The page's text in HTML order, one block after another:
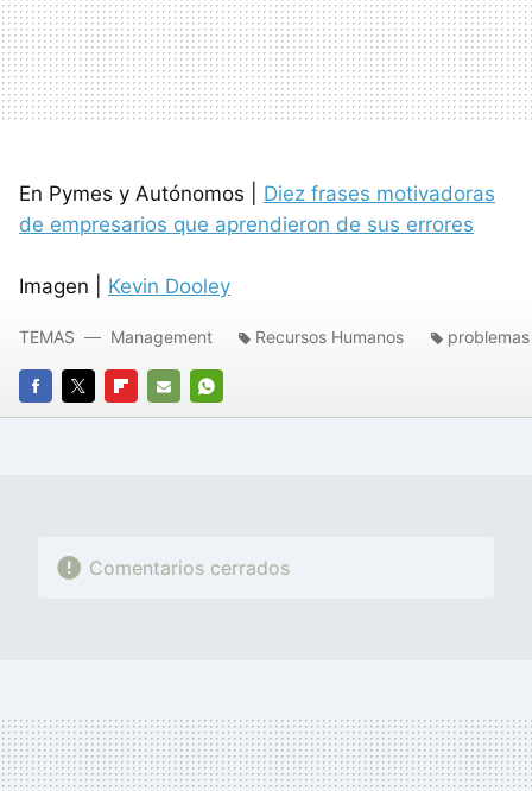
En Pymes y Autónomos | Diez frases motivadoras
de empresarios que aprendieron de sus errores
Imagen | Kevin Dooley
FACEBOOK
TWITTERFLIPBOARD
E-
WHATSAPP
TEMAS Management Recursos Humanos
Comentarios cerrados